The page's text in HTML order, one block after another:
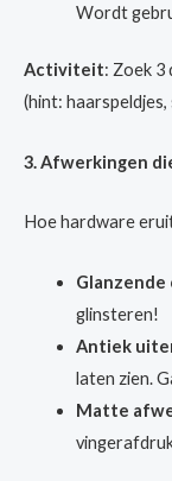
Wordt
Activiteit: Zoek 3
(hint: haarspeldjes,
3. Afwerkingen
Hoe hardware
Glanzende
glinsteren!
Antiek
laten zien.
Matte